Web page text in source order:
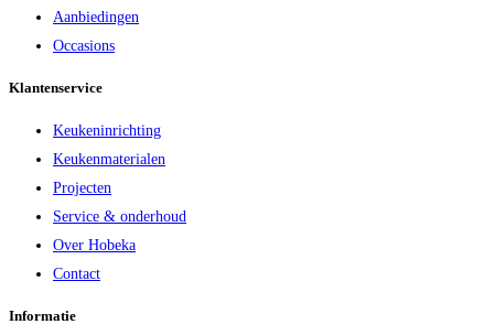
Aanbiedingen
Occasions
Klantenservice
Keukeninrichting
Keukenmaterialen
Projecten
Service & onderhoud
Over Hobeka
Contact
Informatie